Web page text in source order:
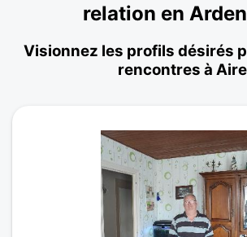
relation en
Visionnez les profils désirés
rencontres à Aire